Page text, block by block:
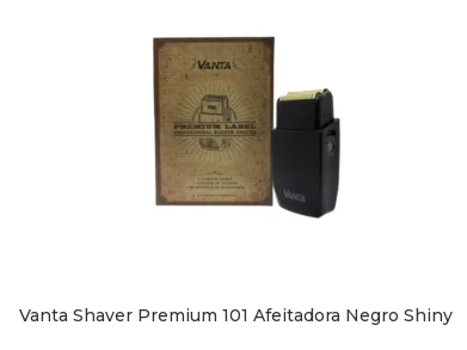
LEER MÁS
Vanta Shaver Premium 101 Afeitadora Negro Shiny